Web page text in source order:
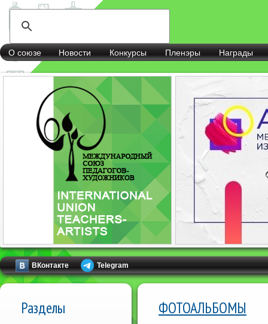
О союзе Новости Конкурсы Пленэры Награды
ВКонтакте Telegram
Разделы ФОТОАЛЬБОМЫ